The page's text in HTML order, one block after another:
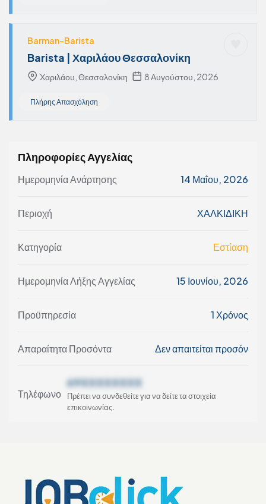
Barman-Barista
Barista | Χαριλάου Θεσσαλονίκη
Χαριλάου, Θεσσαλονίκη 8 Αυγούστου, 2026
Πλήρης Απασχόληση
Πληροφορίες Αγγελίας
Ημερομηνία Ανάρτησης 14 Μαΐου, 2026
Περιοχή ΧΑΛΚΙΔΙΚΗ
Κατηγορία Εστίαση
Ημερομηνία Λήξης Αγγελίας 15 Ιουνίου, 2026
Προϋπηρεσία 1 Χρόνος
Απαραίτητα Προσόντα Δεν απαιτείται προσόν
Τηλέφωνο
69XXXXXXXX
Πρέπει να συνδεθείτε για να δείτε τα στοιχεία
επικοινωνίας.